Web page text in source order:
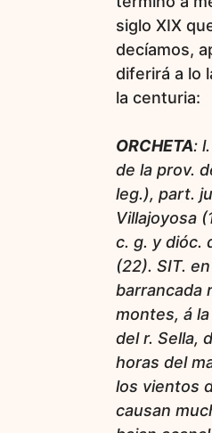
siglo XIX
decíamos,
diferirá a lo
la centuria:
ORCHETA:
de la prov.
leg.), part.
Villajoyosa
c. g. y dióc.
(22). SIT.
barrancada
montes, á
del r. Sella,
horas del
los vientos
causan